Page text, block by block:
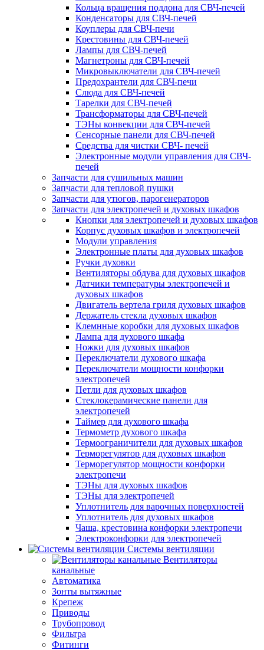
Кольца вращения поддона для СВЧ-печей
Конденсаторы для СВЧ-печей
Коуплеры для СВЧ-печи
Крестовины для СВЧ-печей
Лампы для СВЧ-печей
Магнетроны для СВЧ-печей
Микровыключатели для СВЧ-печей
Предохрантели для СВЧ-печи
Слюда для СВЧ-печей
Тарелки для СВЧ-печей
Трансформаторы для СВЧ-печей
ТЭНы конвекции для СВЧ-печей
Сенсорные панели для СВЧ-печей
Средства для чистки СВЧ- печей
Электронные модули управления для СВЧ-
печей
Запчасти для сушильных машин
Запчасти для тепловой пушки
Запчасти для утюгов, парогенераторов
Запчасти для электропечей и духовых шкафов
Кнопки для электропечей и духовых шкафов
Корпус духовых шкафов и электропечей
Модули управления
Электронные платы для духовых шкафов
Ручки духовки
Вентиляторы обдува для духовых шкафов
Датчики температуры электропечей и
духовых шкафов
Двигатель вертела гриля духовых шкафов
Держатель стекла духовых шкафов
Клемнные коробки для духовых шкафов
Лампа для духового шкафа
Ножки для духовых шкафов
Переключатели духового шкафа
Переключатели мощности конфорки
электропечей
Петли для духовых шкафов
Стеклокерамические панели для
электропечей
Таймер для духового шкафа
Термометр духового шкафа
Термоограничители для духовых шкафов
Терморегулятор для духовых шкафов
Терморегулятор мощности конфорки
электропечи
ТЭНы для духовых шкафов
ТЭНы для электропечей
Уплотнитель для варочных поверхностей
Уплотнитель для духовых шкафов
Чаша, крестовина конфорки электропечи
Электроконфорки для электропечей
Системы вентиляции
Вентиляторы
канальные
Автоматика
Зонты вытяжные
Крепеж
Приводы
Трубопровод
Фильтра
Фитинги